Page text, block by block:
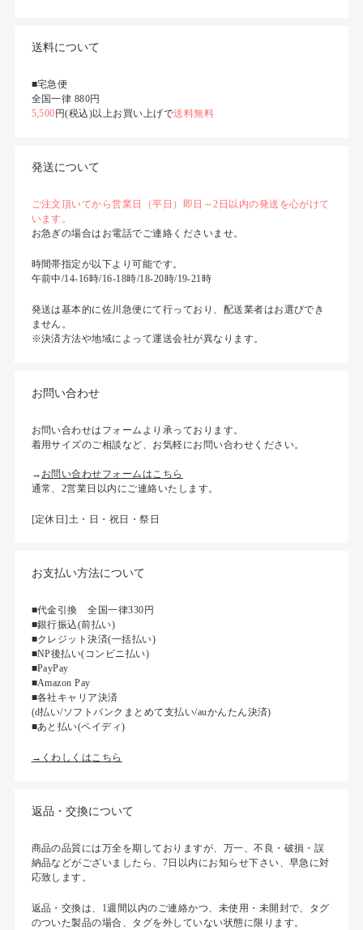
送料について
■宅急便
全国一律 880円
5,500 円(税込)以上お買い上げで送料無料
発送について
ご注文頂いてから営業日（平日）即日～2日以内の発送を心がけて
います。
お急ぎの場合はお電話でご連絡くださいませ。
時間帯指定が以下より可能です。
午前中/14-16時/16-18時/18-20時/19-21時
発送は基本的に佐川急便にて行っており、配送業者はお選びでき
ません。
※決済方法や地域によって運送会社が異なります。
お問い合わせ
お問い合わせはフォームより承っております。
着用サイズのご相談など、お気軽にお問い合わせください。
→ お問い合わせフォームはこちら
通常、2営業日以内にご連絡いたします。
[定休日]土・日・祝日・祭日
お支払い方法について
■代金引換 全国一律330円
■銀行振込(前払い)
■クレジット決済(一括払い)
■NP後払い(コンビニ払い)
■PayPay
■Amazon Pay
■各社キャリア決済
(d払い/ソフトバンクまとめて支払い/auかんたん決済)
■あと払い(ペイディ)
→くわしくはこちら
返品・交換について
商品の品質には万全を期しておりますが、万一、不良・破損・誤
納品などがございましたら、7日以内にお知らせ下さい、早急に対
応致します。
返品・交換は、1週間以内のご連絡かつ、未使用・未開封で、タグ
のついた製品の場合、タグを外していない状態に限ります。